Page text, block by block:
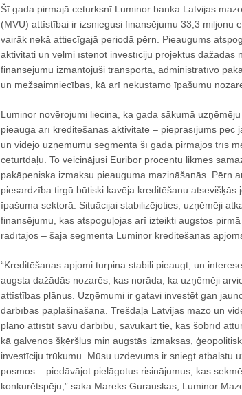
Šī gada pirmajā ceturksnī Luminor banka Latvijas
(MVU) attīstībai ir izsniegusi finansējumu 33,3 miljonu
vairāk nekā attiecīgajā periodā pērn. Pieaugums
aktivitāti un vēlmi īstenot investīciju projektus dažādās
finansējumu izmantojuši transporta, administratīvo
un mežsaimniecības, kā arī nekustamo īpašumu
Luminor novērojumi liecina, ka gada sākumā
pieauga arī kreditēšanas aktivitāte – pieprasījums pēc
un vidējo uzņēmumu segmentā šī gada pirmajos trīs
ceturtdaļu. To veicinājusi Euribor procentu likmes
pakāpeniska izmaksu pieauguma mazināšanās. Pērn
piesardzība tirgū būtiski kavēja kreditēšanu atsevišķās
īpašuma sektorā. Situācijai stabilizējoties, uzņēmēji
finansējumu, kas atspoguļojas arī izteikti augstos
rādītājos – šajā segmentā Luminor kreditēšanas
“Kreditēšanas apjomi turpina stabili pieaugt, un
augsta dažādās nozarēs, kas norāda, ka uzņēmēji
attīstības plānus. Uzņēmumi ir gatavi investēt gan
darbības paplašināšanā. Trešdaļa Latvijas mazo un
plāno attīstīt savu darbību, savukārt tie, kas šobrīd
kā galvenos šķēršļus min augstās izmaksas,
investīciju trūkumu. Mūsu uzdevums ir sniegt atbalstu
posmos – piedāvājot pielāgotus risinājumus, kas
konkurētspēju,” saka Mareks Gurauskas, Luminor